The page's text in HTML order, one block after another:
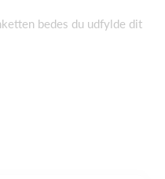
bedes du udfylde dit